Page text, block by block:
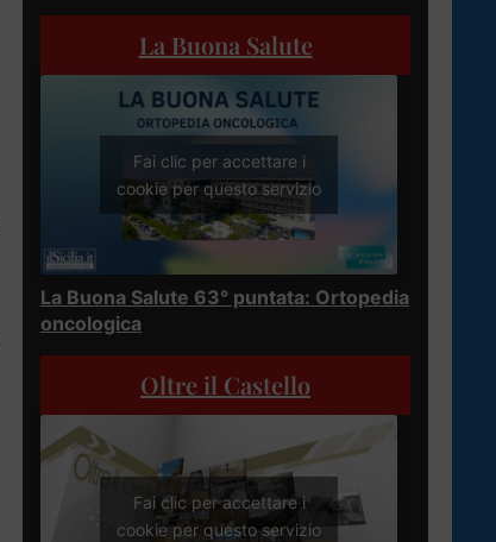
La Buona Salute
Fai clic per accettare i
cookie per questo servizio
La Buona Salute 63° puntata: Ortopedia
oncologica
Oltre il Castello
Fai clic per accettare i
cookie per questo servizio